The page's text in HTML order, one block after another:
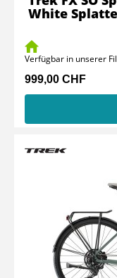
Verfügbar in unserer
999,00 CHF
White